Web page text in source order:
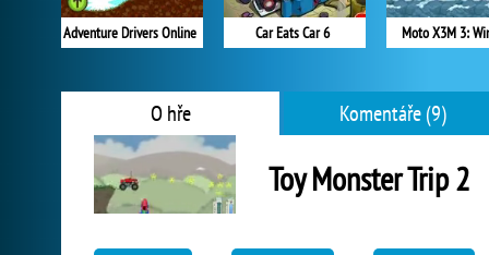
Adventure Drivers Online Car Eats Car 6 Moto X3M 3:
O hře Komentáře (9)
Toy Monster Trip 2